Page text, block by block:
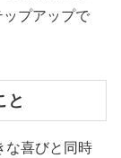
プアップで
と
な喜びと同時